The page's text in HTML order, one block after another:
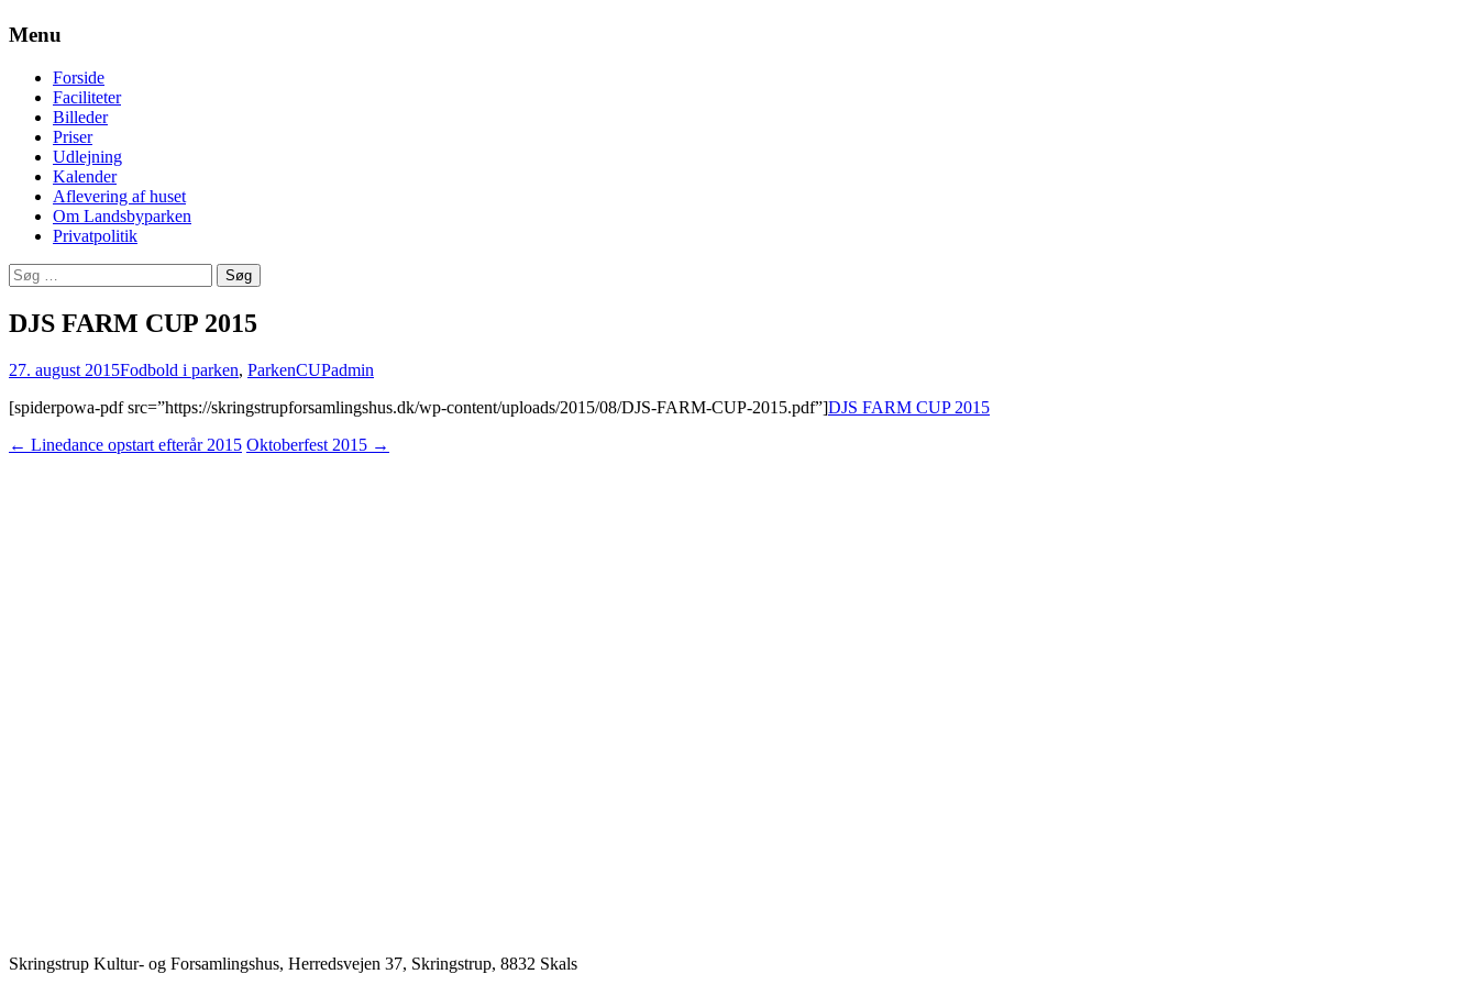
Menu
Videre
indhold
Forside
Faciliteter
Billeder
Priser
Udlejning
Kalender
Aflevering af huset
Om Landsbyparken
Privatpolitik
Søg
efter:
DJS FARM CUP 2015
27. august 2015Fodbold i parken, ParkenCUPadmin
[spiderpowa-pdf src=”https://skringstrupforsamlingshus.dk/wp-content/uploads/2015/08/DJS-FARM-CUP-2015.pdf”]DJS FARM CUP 2015
Indlæg
← Linedance opstart efterår 2015 Oktoberfest 2015 →
Skringstrup Kultur- og Forsamlingshus, Herredsvejen 37, Skringstrup, 8832 Skals